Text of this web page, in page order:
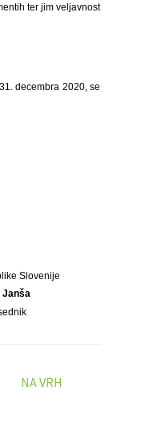
ter jim veljavnost
decembra 2020, se
Slovenije
Janša
NA VRH